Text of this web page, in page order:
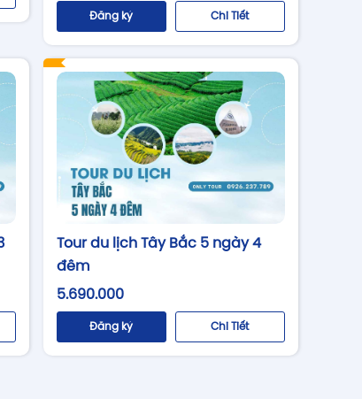
Đăng ký Chi Tiết
Tour du lịch Tây Bắc 5 ngày 4
đêm
5.690.000
Đăng ký Chi Tiết